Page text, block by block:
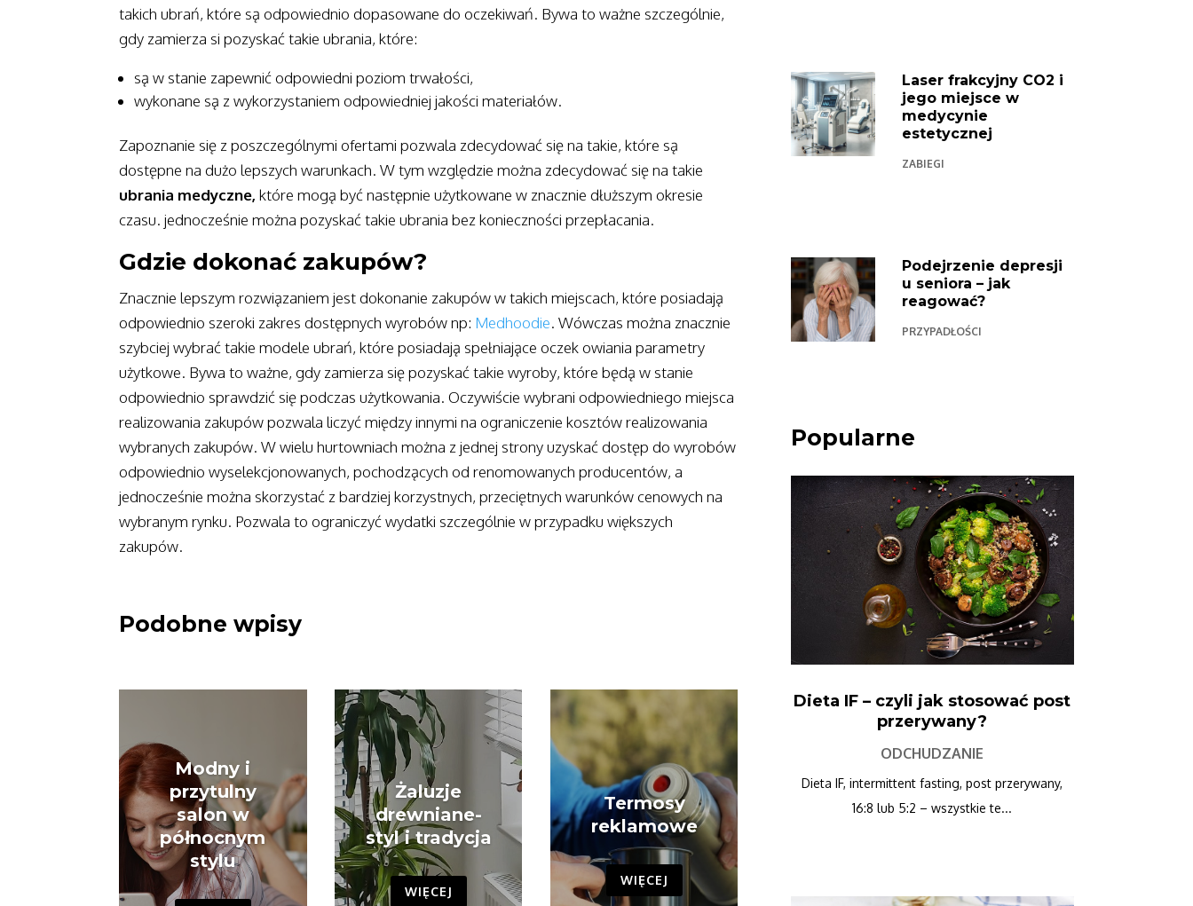
takich ubrań, które są odpowiednio dopasowane do oczekiwań. Bywa to ważne szczególnie,
gdy zamierza si pozyskać takie ubrania, które:
są w stanie zapewnić odpowiedni poziom trwałości,
wykonane są z wykorzystaniem odpowiedniej jakości materiałów.
Zapoznanie się z poszczególnymi ofertami pozwala zdecydować się na takie, które są
dostępne na dużo lepszych warunkach. W tym względzie można zdecydować się na takie
ubrania medyczne,które mogą być następnie użytkowane w znacznie dłuższym okresie
czasu. jednocześnie można pozyskać takie ubrania bez konieczności przepłacania.
Gdzie dokonać zakupów?
Znacznie lepszym rozwiązaniem jest dokonanie zakupów w takich miejscach, które posiadają
odpowiednio szeroki zakres dostępnych wyrobów np: Medhoodie. Wówczas można znacznie
szybciej wybrać takie modele ubrań, które posiadają spełniające oczek owiania parametry
użytkowe. Bywa to ważne, gdy zamierza się pozyskać takie wyroby, które będą w stanie
odpowiednio sprawdzić się podczas użytkowania. Oczywiście wybrani odpowiedniego miejsca
realizowania zakupów pozwala liczyć między innymi na ograniczenie kosztów realizowania
wybranych zakupów. W wielu hurtowniach można z jednej strony uzyskać dostęp do wyrobów
odpowiednio wyselekcjonowanych, pochodzących od renomowanych producentów, a
jednocześnie można skorzystać z bardziej korzystnych, przeciętnych warunków cenowych na
wybranym rynku. Pozwala to ograniczyć wydatki szczególnie w przypadku większych
zakupów.
Podobne wpisy
Modny i
przytulny
salon w
północnym
stylu
Żaluzje
drewniane-
styl i tradycja
WIĘCEJ
Termosy
reklamowe
WIĘCEJ
Laser frakcyjny CO2 i
jego miejsce w
medycynie
estetycznej
ZABIEGI
Podejrzenie depresji
u seniora – jak
reagować?
PRZYPADŁOŚCI
Popularne
Dieta IF – czyli jak stosować post
przerywany?
ODCHUDZANIE
Dieta IF, intermittent fasting, post przerywany,
16:8 lub 5:2 – wszystkie te...